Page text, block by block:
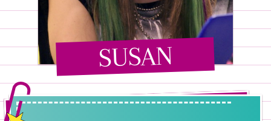
SUSAN